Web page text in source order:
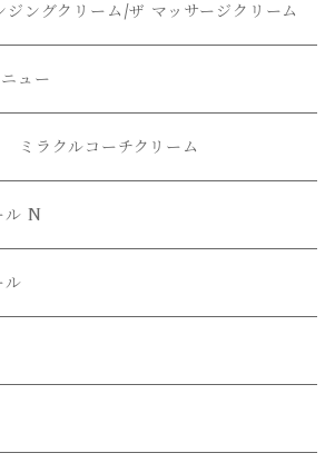
ングクリーム/ザ マッサージクリーム
ュー
ラクルコーチクリーム
ル N
ル